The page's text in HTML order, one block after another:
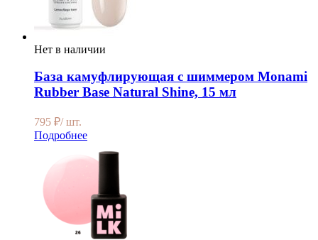
Нет в наличии
База камуфлирующая с шиммером Monami
Rubber Base Natural Shine, 15 мл
795 ₽/ шт.
Подробнее